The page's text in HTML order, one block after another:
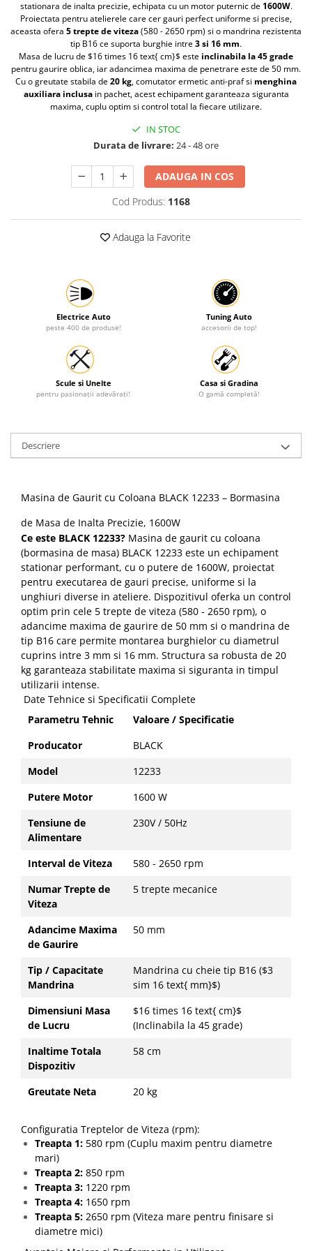
Protectia muncii
Scule Pneumatice
Slefuitoare
Suport auto
Suport motocicleta
Tunuri de caldura si aeroteme
Utilaje constructie
stationara de inalta precizie, echipata cu un motor puternic de 1600W.
Proiectata pentru atelierele care cer gauri perfect uniforme si precise,
aceasta ofera 5 trepte de viteza(580 - 2650 rpm) si o mandrina rezistenta
tip B16 ce suporta burghie intre3 si 16 mm.
Masa de lucru de $16 times 16 text{ cm}$ este inclinabila la 45 grade
pentru gaurire oblica, iar adancimea maxima de penetrare este de 50 mm.
Cu o greutate stabila de20 kg, comutator ermetic anti-praf si menghina
auxiliara inclusain pachet, acest echipament garanteaza siguranta
maxima, cuplu optim si control total la fiecare utilizare.
IN STOC
Durata de livrare: 24 - 48 ore
ADAUGA IN COS
Cod Produs: 1168
Adauga la Favorite
Electrice Auto
peste 400 de produse!
Tuning Auto
accesorii de top!
Scule si Unelte
pentru pasionații adevărați!
Casa si Gradina
O gamă completă!
Descriere
Masina de Gaurit cu Coloana BLACK 12233 – Bormasina
de Masa de Inalta Precizie, 1600W
Ce este BLACK 12233? Masina de gaurit cu coloana
(bormasina de masa) BLACK 12233 este un echipament
stationar performant, cu o putere de 1600W, proiectat
pentru executarea de gauri precise, uniforme si la
unghiuri diverse in ateliere. Dispozitivul oferka un control
optim prin cele 5 trepte de viteza (580 - 2650 rpm), o
adancime maxima de gaurire de 50 mm si o mandrina de
tip B16 care permite montarea burghielor cu diametrul
cuprins intre 3 mm si 16 mm. Structura sa robusta de 20
kg garanteaza stabilitate maxima si siguranta in timpul
utilizarii intense.
Date Tehnice si Specificatii Complete
Parametru Tehnic
Valoare / Specificatie
Producator
BLACK
Model
12233
Putere Motor
1600 W
Tensiune de
Alimentare
230V / 50Hz
Interval de Viteza
580 - 2650 rpm
Numar Trepte de
Viteza
5 trepte mecanice
Adancime Maxima
de Gaurire
50 mm
Tip / Capacitate
Mandrina
Mandrina cu cheie tip B16 ($3
sim 16 text{ mm}$)
Dimensiuni Masa
de Lucru
$16 times 16 text{ cm}$
(Inclinabila la 45 grade)
Inaltime Totala
Dispozitiv
58 cm
Greutate Neta 20 kg
Configuratia Treptelor de Viteza (rpm):
Treapta 1: 580 rpm (Cuplu maxim pentru diametre
mari)
Treapta 2: 850 rpm
Treapta 3: 1220 rpm
Treapta 4: 1650 rpm
Treapta 5: 2650 rpm (Viteza mare pentru finisare si
diametre mici)